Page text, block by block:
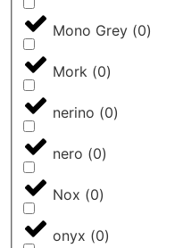
Mono Grey (0)
Mork (0)
nerino (0)
nero (0)
Nox (0)
onyx (0)